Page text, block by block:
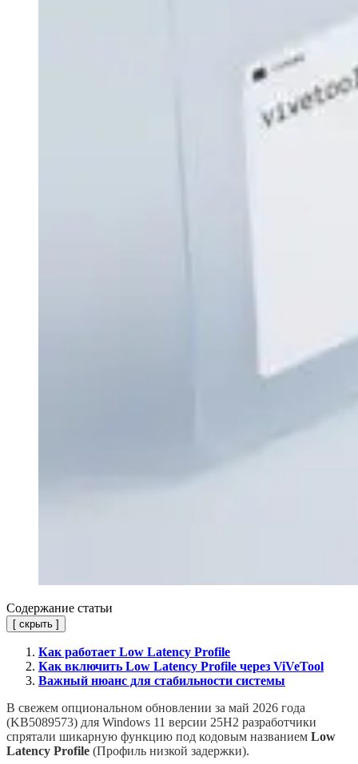
Содержание статьи
[ скрыть ]
Как работает Low Latency Profile
Как включить Low Latency Profile через ViVeTool
Важный нюанс для стабильности системы
В свежем опциональном обновлении за май 2026 года
(KB5089573) для Windows 11 версии 25H2 разработчики
спрятали шикарную функцию под кодовым названием Low
Latency Profile (Профиль низкой задержки).